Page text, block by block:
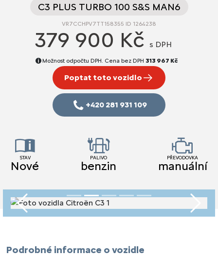
Předchozí
C3 PLUS TURBO 100 S&S MAN6
VR7CCHPV7TT158355 ID 1264238
379 900 Kč s DPH
Možnost odpočtu DPH. Cena bez DPH 313 967 Kč
Poptat toto vozidlo
+420 281 931 109
STAV
Nové
PALIVO
benzin
PŘEVODOVKA
manuální
Podrobné informace o vozidle